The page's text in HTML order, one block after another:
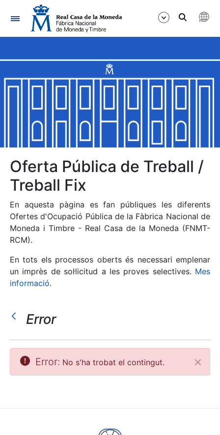
Navegació
Mostra/Amaga
Mostra/Amaga
Mostra/Amaga
Mostra/Amaga
Mostra/Amaga
Mostra/Amaga
Oferta Pública de Treball /
Treball Fix
En aquesta pàgina es fan públiques les diferents
Ofertes d'Ocupació Pública de la Fàbrica Nacional de
Moneda i Timbre - Real Casa de la Moneda (FNMT-
RCM).
En tots els processos oberts és necessari emplenar
un imprès de sol·licitud a les proves selectives. Mes
informació.
Error
Tanca
Error: No s'ha trobat el contingut.